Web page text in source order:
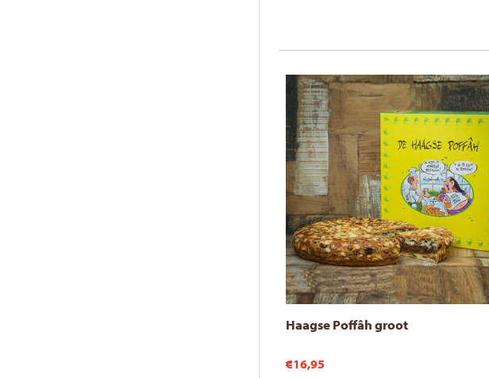
Haagse Poffâh groot
€16,95